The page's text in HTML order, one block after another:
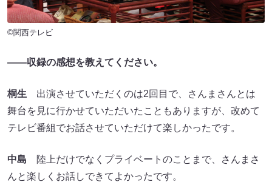
©関西テレビ
――収録の感想を教えてください。
桐生 出演させていただくのは2回目で、さんまさんとは
舞台を見に行かせていただいたこともありますが、改めて
テレビ番組でお話させていただけて楽しかったです。
中島 陸上だけでなくプライベートのことまで、さんまさ
んと楽しくお話しできてよかったです。